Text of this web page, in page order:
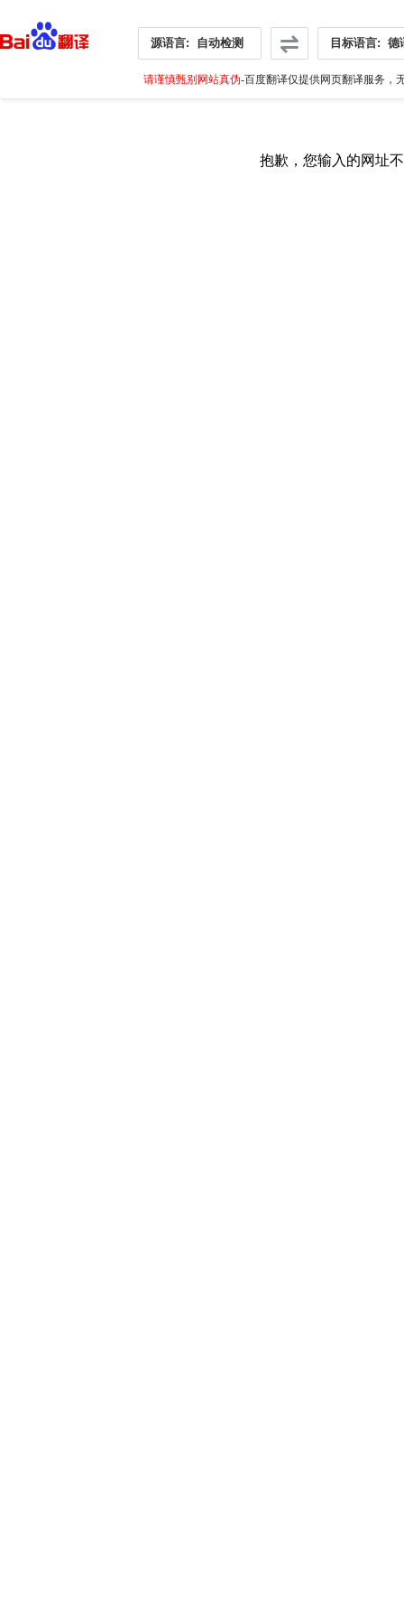
源语言: 自动检测 目标语言: 德
请谨慎甄别网站真伪-百度翻译仅提供网页翻译服务，